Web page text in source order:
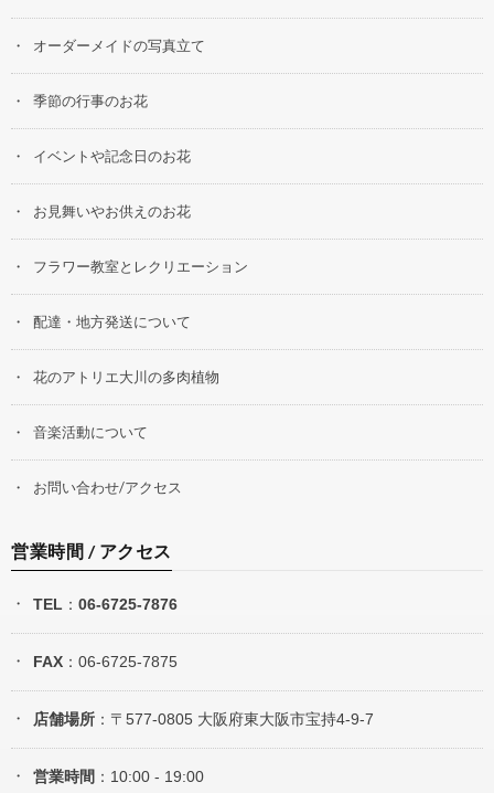
オーダーメイドの写真立て
季節の行事のお花
イベントや記念日のお花
お見舞いやお供えのお花
フラワー教室とレクリエーション
配達・地方発送について
花のアトリエ大川の多肉植物
音楽活動について
お問い合わせ/アクセス
営業時間 / アクセス
TEL ： 06-6725-7876
FAX ：06-6725-7875
店舗場所 ：〒577-0805 大阪府東大阪市宝持4-9-7
営業時間 ：10:00 - 19:00